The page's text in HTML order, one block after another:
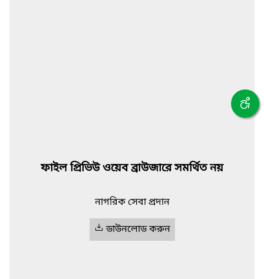
ফাইল প্রিভিউ ওয়েব ব্রাউজারে সমর্থিত নয়
নাগরিক সেবা প্রদান
ডাউনলোড করুন